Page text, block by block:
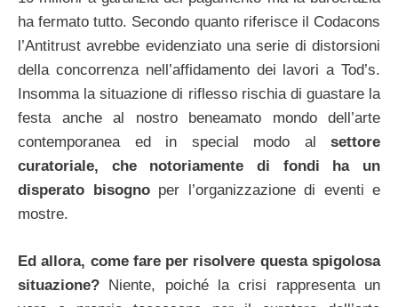
ha fermato tutto. Secondo quanto riferisce il Codacons
l’Antitrust avrebbe evidenziato una serie di distorsioni
della concorrenza nell’affidamento dei lavori a Tod’s.
Insomma la situazione di riflesso rischia di guastare la
festa anche al nostro beneamato mondo dell’arte
contemporanea ed in special modo al
settore
curatoriale, che notoriamente di fondi ha un
disperato bisognoper l’organizzazione di eventi e
mostre.
Ed allora, come fare per risolvere questa spigolosa
situazione? Niente, poiché la crisi rappresenta un